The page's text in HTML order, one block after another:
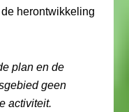
herontwikkeling
plan en de
geen
activiteit.